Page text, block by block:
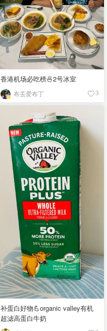
香港机场必吃榜🍜2号冰室
布丢爱布丁 3
补蛋白好物💪organic valley有机
超滤高蛋白牛奶